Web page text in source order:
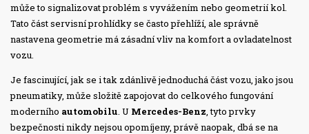
může to signalizovat problém s vyvážením nebo geometrií kol.
Tato část servisní prohlídky se často přehlíží, ale správně
nastavena geometrie má zásadní vliv na komfort a ovladatelnost
vozu.
Je fascinující, jak se i tak zdánlivě jednoduchá část vozu, jako jsou
pneumatiky, může složitě zapojovat do celkového fungování
moderního automobilu . U Mercedes-Benz , tyto prvky
bezpečnosti nikdy nejsou opomíjeny, právě naopak, dbá se na